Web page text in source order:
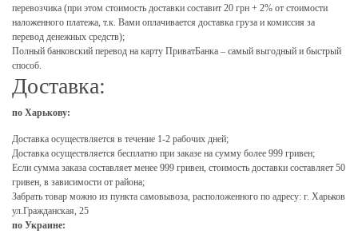
перевозчика (при этом стоимость доставки составит 20 грн + 2% от стоимости
наложенного платежа, т.к. Вами оплачивается доставка груза и комиссия за
перевод денежных средств);
Полный банковский перевод на карту ПриватБанка – самый выгодный и быстрый
способ.
Доставка:
по Харькову:
Доставка осуществляется в течение 1-2 рабочих дней;
Доставка осуществляется бесплатно при заказе на сумму более 999 гривен;
Если сумма заказа составляет менее 999 гривен, стоимость доставки составляет 50
гривен, в зависимости от района;
Забрать товар можно из пункта самовывоза, расположенного по адресу: г. Харьков
ул.Гражданская, 25
по Украине: